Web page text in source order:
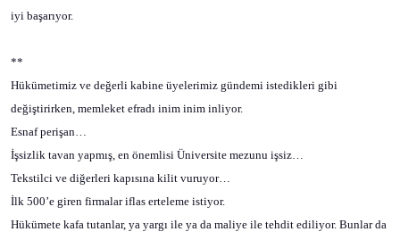
iyi başarıyor.
**
Hükümetimiz ve değerli kabine üyelerimiz gündemi istedikleri gibi
değiştirirken, memleket efradı inim inim inliyor.
Esnaf perişan…
İşsizlik tavan yapmış, en önemlisi Üniversite mezunu işsiz…
Tekstilci ve diğerleri kapısına kilit vuruyor…
İlk 500’e giren firmalar iflas erteleme istiyor.
Hükümete kafa tutanlar, ya yargı ile ya da maliye ile tehdit ediliyor. Bunlar da